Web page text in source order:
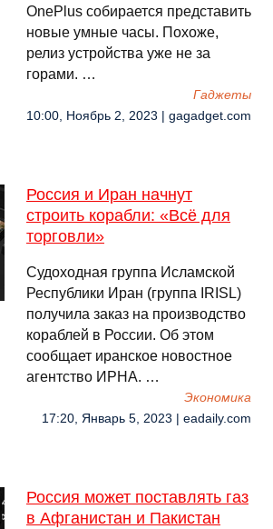
OnePlus собирается представить
новые умные часы. Похоже,
релиз устройства уже не за
горами. …
Гаджеты
10:00, Ноябрь 2, 2023 | gagadget.com
Россия и Иран начнут
строить корабли: «Всё для
торговли»
Судоходная группа Исламской
Республики Иран (группа IRISL)
получила заказ на производство
кораблей в России. Об этом
сообщает иранское новостное
агентство ИРНА. …
Экономика
17:20, Январь 5, 2023 | eadaily.com
Россия может поставлять газ
в Афганистан и Пакистан